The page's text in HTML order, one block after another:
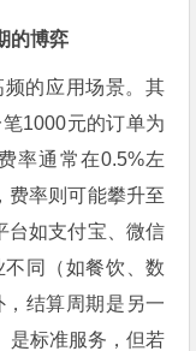
的博弈
的应用场景。其
1000元的订单为
率通常在0.5%左
费率则可能攀升至
台如支付宝、微信
同（如餐饮、数
结算周期是另一
是标准服务，但若